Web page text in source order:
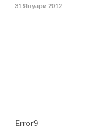
31 Януари 2012
Error9